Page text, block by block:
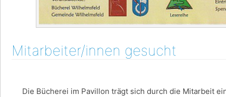
Mitarbeiter/innen gesucht
Die Bücherei im Pavillon trägt sich durch die Mitarbeit